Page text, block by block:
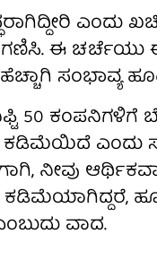
ಎಂದು
ಈ ಚರ್ಚೆಯು
ಸಂಭಾವ್ಯ
50
ಎಂದು
ನೀವು
ವಾದ.